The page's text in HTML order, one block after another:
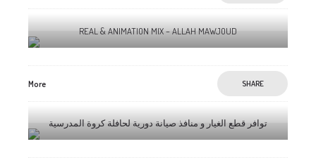
REAL & ANIMATION MIX – ALLAH MAWJOUD
More SHARE
توافر قطع الغيار و منافذ صيانة دورية لحافلة كروة المدرسية